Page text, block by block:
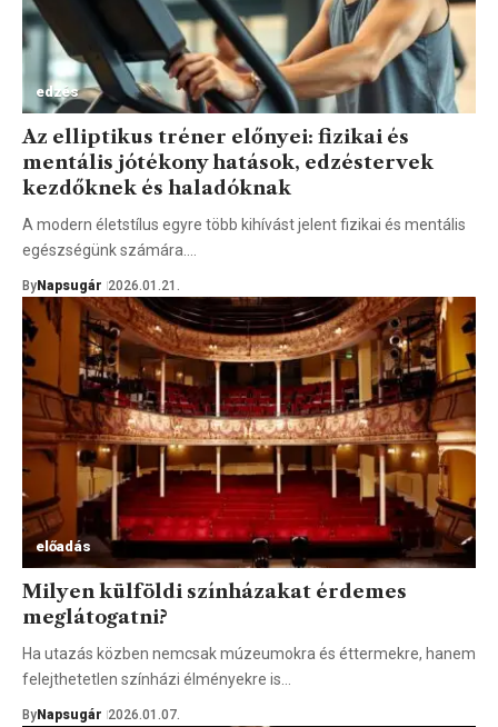
edzés
Az elliptikus tréner előnyei: fizikai és
mentális jótékony hatások, edzéstervek
kezdőknek és haladóknak
A modern életstílus egyre több kihívást jelent fizikai és mentális
egészségünk számára.…
ByNapsugár 2026.01.21.
előadás
Milyen külföldi színházakat érdemes
meglátogatni?
Ha utazás közben nemcsak múzeumokra és éttermekre, hanem
felejthetetlen színházi élményekre is…
By Napsugár 2026.01.07.